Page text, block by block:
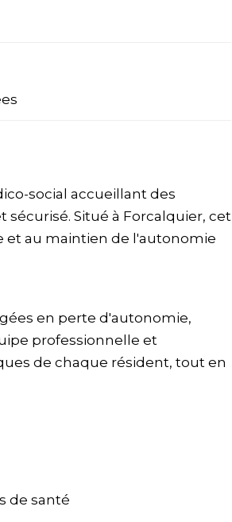
social accueillant des
Situé à Forcalquier, cet
au maintien de l'autonomie
en perte d'autonomie,
professionnelle et
de chaque résident, tout en
de santé